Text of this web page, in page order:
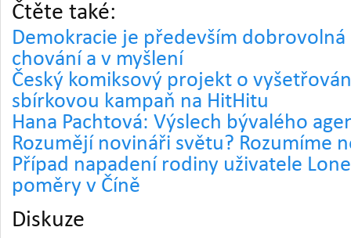
Čtěte také:
Demokracie je především dobrovolná
chování a v myšlení
Český komiksový projekt o
sbírkovou kampaň na HitHitu
Hana Pachtová: Výslech bývalého
Rozumějí novináři světu? Rozumíme
Případ napadení rodiny uživatele
poměry v Číně
Diskuze